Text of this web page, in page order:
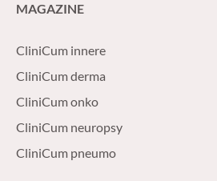
MAGAZINE
CliniCum innere
CliniCum derma
CliniCum onko
CliniCum neuropsy
CliniCum pneumo